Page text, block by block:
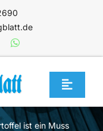
Toggle
ist ein Muss